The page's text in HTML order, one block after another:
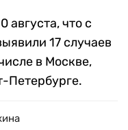
августа, что с
17 случаев
в Москве,
Петербурге.